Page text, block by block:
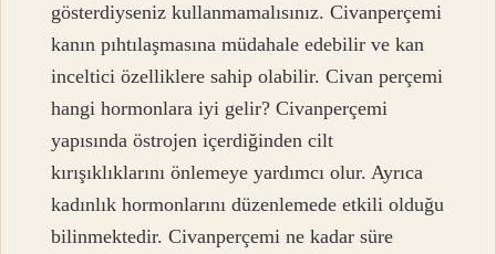
gösterdiyseniz kullanmamalısınız. Civanperçemi
kanın pıhtılaşmasına müdahale edebilir ve kan
inceltici özelliklere sahip olabilir. Civan perçemi
hangi hormonlara iyi gelir? Civanperçemi
yapısında östrojen içerdiğinden cilt
kırışıklıklarını önlemeye yardımcı olur. Ayrıca
kadınlık hormonlarını düzenlemede etkili olduğu
bilinmektedir. Civanperçemi ne kadar süre